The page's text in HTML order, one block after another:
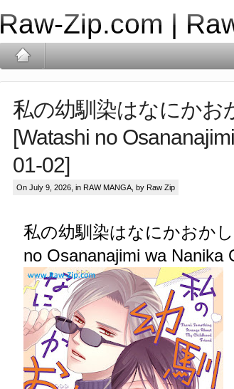
Raw-Zip.com |
私の幼馴染はなにかお
[Watashi no
01-02]
On July 9, 2026, in RAW MANGA , by Raw Zip
私の幼馴染はなにかおか
no Osananajimi wa Nanika